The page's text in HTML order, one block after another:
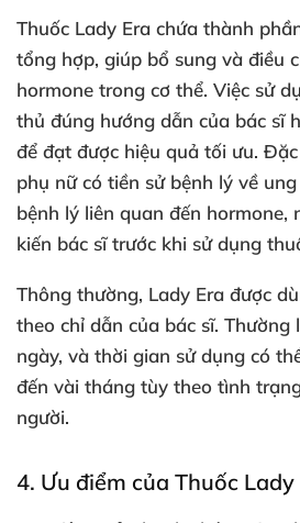
Thuốc Lady Era chứa thành
tổng hợp, giúp bổ sung và điều
hormone trong cơ thể. Việc sử
thủ đúng hướng dẫn của bác sĩ
để đạt được hiệu quả tối ưu.
phụ nữ có tiền sử bệnh lý về
bệnh lý liên quan đến hormone,
kiến bác sĩ trước khi sử dụng
Thông thường, Lady Era được
theo chỉ dẫn của bác sĩ. Thường
ngày, và thời gian sử dụng có
đến vài tháng tùy theo tình
người.
4. Ưu điểm của Thuốc Lady